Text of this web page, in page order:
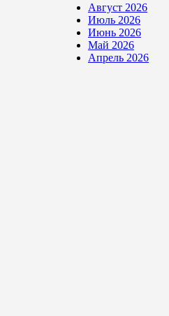
Август 2026
Июль 2026
Июнь 2026
Май 2026
Апрель 2026